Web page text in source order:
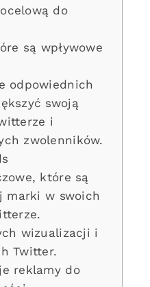
do
są wpływowe
odpowiednich
swoją
i
zwolenników.
które są
marki w swoich
wizualizacji i
Twitter.
reklamy do